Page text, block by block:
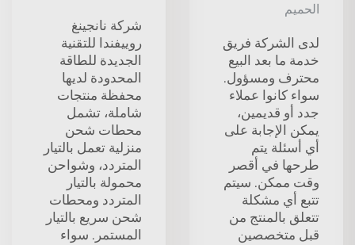
الحميم
لدى الشركة فريق
خدمة ما بعد البيع
محترف ومسؤول.
سواء كانوا عملاء
جدد أو قديمين،
يمكن الإجابة على
أي أسئلة يتم
طرحها في أقصر
وقت ممكن. سيتم
تتبع أي مشكلة
تتعلق بالمنتج من
قبل متخصصين
شركة نانجينغ
روييفندا للتقنية
الجديدة للطاقة
المحدودة لديها
محفظة منتجات
شاملة، تشمل
محطات شحن
منزلية تعمل بالتيار
المتردد، وشواحن
محمولة بالتيار
المتردد ومحطات
شحن سريع بالتيار
المستمر. سواء